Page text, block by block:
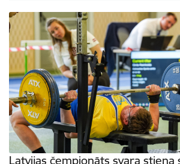
Latvijas čempionāts svara stieņa